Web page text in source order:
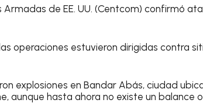
de EE. UU. (Centcom) confirmó
operaciones estuvieron dirigidas contra
explosiones en Bandar Abás, ciudad
aunque hasta ahora no existe un balance